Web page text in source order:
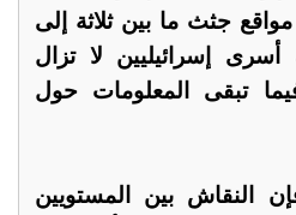
جثث ما بين ثلاثة إلى
إسرائيليين لا تزال
تبقى المعلومات حول
القناة 12، فإن النقاش بين المستويين